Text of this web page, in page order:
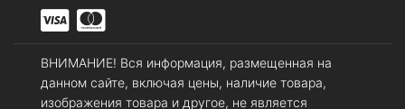
ВНИМАНИЕ! Вся информация, размещенная на
данном сайте, включая цены, наличие товара,
изображения товара и другое, не является